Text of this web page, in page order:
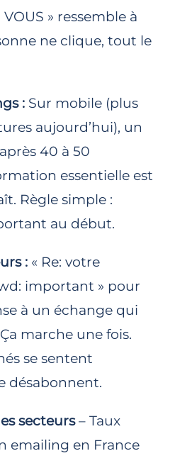
VOUS » ressemble à
ne clique, tout le
:Sur mobile (plus
aujourd’hui), un
40 à 50
essentielle est
Règle simple :
au début.
:« Re: votre
important » pour
à un échange qui
marche une fois.
se sentent
désabonnent.
secteurs– Taux
emailing en France